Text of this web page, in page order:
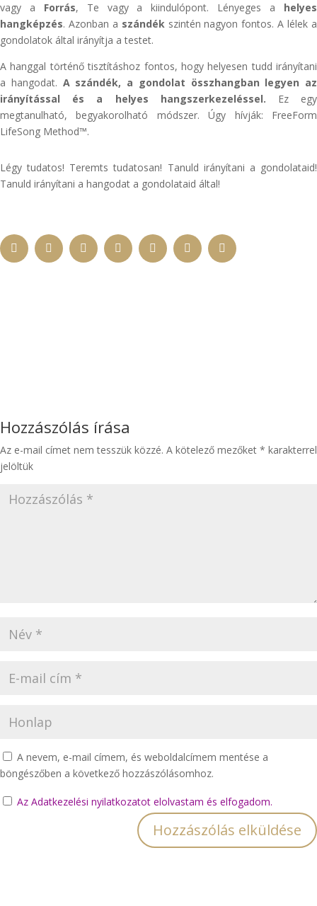
vagy a Forrás, Te vagy a kiindulópont. Lényeges a helyes
hangképzés. Azonban a szándékszintén nagyon fontos. A lélek a
gondolatok által irányítja a testet.
A hanggal történő tisztításhoz fontos, hogy helyesen tudd irányítani
a hangodat. A szándék, a gondolat összhangban legyen az
irányítással és a helyes hangszerkezeléssel. Ez egy
megtanulható, begyakorolható módszer. Úgy hívják: FreeForm
LifeSong Method™.
Légy tudatos! Teremts tudatosan! Tanuld irányítani a gondolataid!
Tanuld irányítani a hangodat a gondolataid által!
Hozzászólás írása
Az e-mail címet nem tesszük közzé. A kötelező mezőket * karakterrel
jelöltük
A nevem, e-mail címem, és weboldalcímem mentése a
böngészőben a következő hozzászólásomhoz.
Az Adatkezelési nyilatkozatot elolvastam és elfogadom.